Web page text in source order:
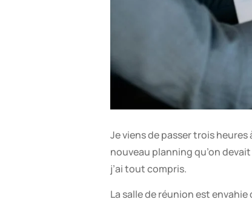
Je viens de passer trois
nouveau planning qu’on
j’ai tout compris.
La salle de réunion est